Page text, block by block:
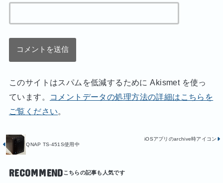
このサイトはスパムを低減するために Akismet を使っ
ています。
コメントデータの処理方法の詳細はこちらを
ご覧ください
QNAP TS-451S使用中
iOSアプリのarchive時アイコン
RECOMMEND